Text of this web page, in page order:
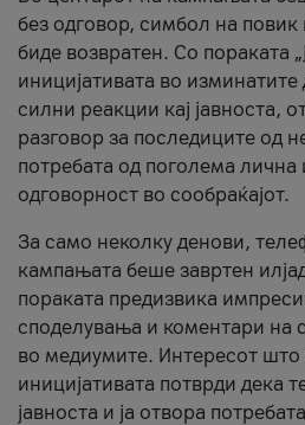
без одговор, симбол на
биде возвратен. Со пораката
иницијативата во
силни реакции кај јавноста,
разговор за последиците од
потребата од поголема лична
одговорност во сообраќајот.
За само неколку денови,
кампањата беше завртен
пораката предизвика
споделувања и коментари на
во медиумите. Интересот што
иницијативата потврди дека
јавноста и ја отвора